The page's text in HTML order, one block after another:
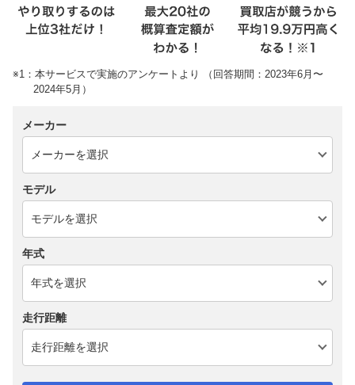
※1：本サービスで実施のアンケートより （回答期間：2023年6月〜
2024年5月）
メーカー
モデル
年式
走行距離